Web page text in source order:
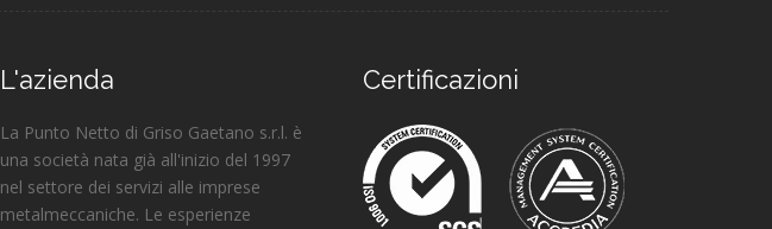
L'azienda
La Punto Netto di Griso Gaetano s.r.l. è
una società nata già all'inizio del 1997
nel settore dei servizi alle imprese
metalmeccaniche. Le esperienze
Certificazioni